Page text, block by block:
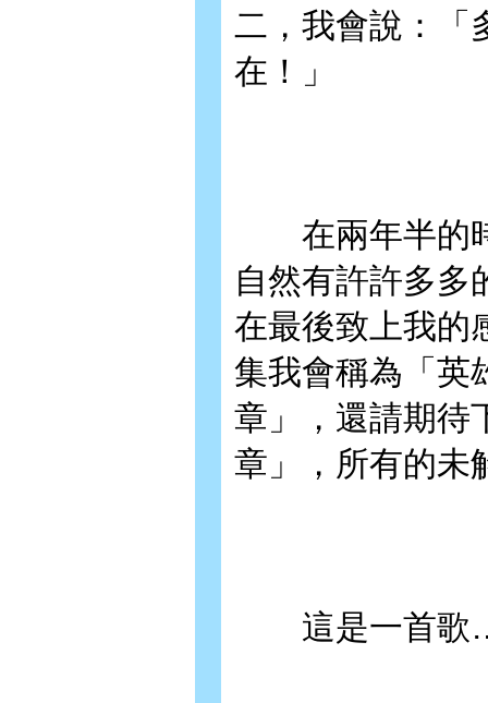
二，我會說：「
在！」
在兩年半的時
自然有許許多多
在最後致上我的
集我會稱為「英
章」，還請期待
章」，所有的未
這是一首